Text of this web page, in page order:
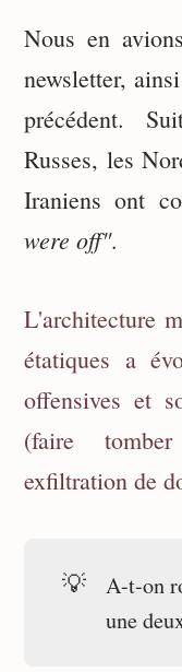
Nous en
newsletter,
précédent.
Russes, les
Iraniens ont
were off".
L'architecture
étatiques a
offensives et
(faire
exfiltration de
💡
A-t-on
une